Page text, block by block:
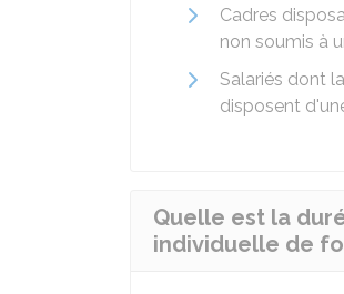
Cadres
non soumis à
Salariés dont
disposent
Quelle est la
individuelle de